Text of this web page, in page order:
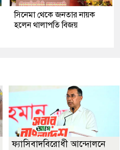
সিনেমা থেকে জনতার নায়ক
হলেন থালাপতি বিজয়
ফ্যাসিবাদবিরোধী আন্দোলনে